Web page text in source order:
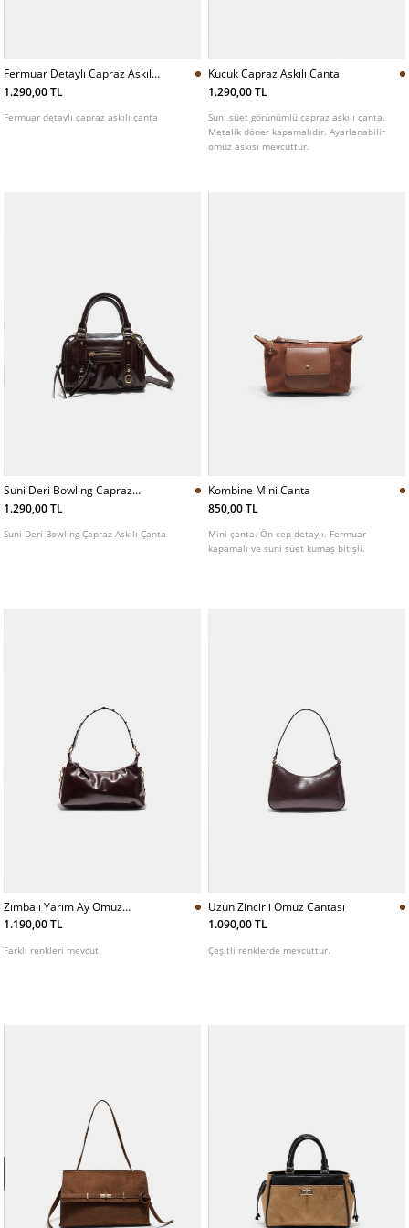
Fermuar Detaylı Capraz Askılı
Canta
1.290,00 TL
Fermuar detaylı çapraz askılı çanta
Kucuk Capraz Askılı Canta
1.290,00 TL
Suni süet görünümlü çapraz askılı çanta.
Metalik döner kapamalıdır. Ayarlanabilir
omuz askısı mevcuttur.
Suni Deri Bowling Capraz
Askılı Canta
1.290,00 TL
Suni Deri Bowling Çapraz Askılı Çanta
Kombine Mini Canta
850,00 TL
Mini çanta. Ön cep detaylı. Fermuar
kapamalı ve suni süet kumaş bitişli.
Zımbalı Yarım Ay Omuz
Cantası
1.190,00 TL
Farklı renkleri mevcut
Uzun Zincirli Omuz Cantası
1.090,00 TL
Çeşitli renklerde mevcuttur.